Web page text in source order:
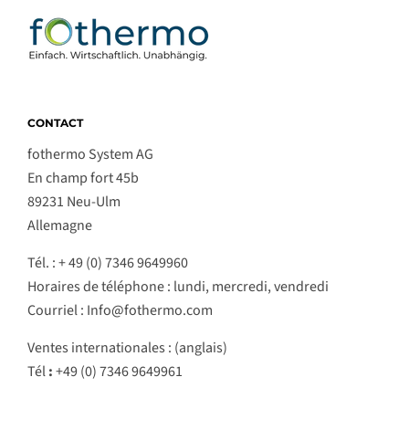
CONTACT
fothermo System AG
En champ fort 45b
89231 Neu-Ulm
Allemagne
Tél. : + 49 (0) 7346 9649960
Horaires de téléphone : lundi, mercredi, vendredi
Courriel : Info@fothermo.com
Ventes internationales : (anglais)
Tél:+49 (0) 7346 9649961